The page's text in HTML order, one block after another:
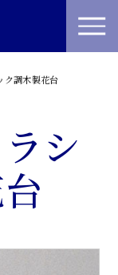
ク調木製花台
シ